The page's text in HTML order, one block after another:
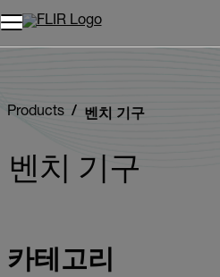
Products 벤치 기구
벤치 기구
카테고리